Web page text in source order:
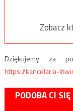
Zobacz
Dziękujemy za
https://kancelaria-
PODOBA CI